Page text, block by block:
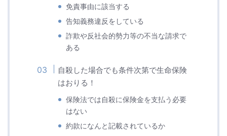
免責事由に該当する
告知義務違反をしている
詐欺や反社会的勢力等の不当な請求で
ある
自殺した場合でも条件次第で生命保険
はおりる！
保険法では自殺に保険金を支払う必要
はない
約款になんと記載されているか